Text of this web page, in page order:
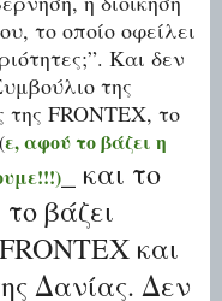
το οποίο οφείλει
Και δεν
της
της FRONTEX, το
(ε, αφού το βάζει η
_ και το
βάζει
και
Δανίας. Δεν